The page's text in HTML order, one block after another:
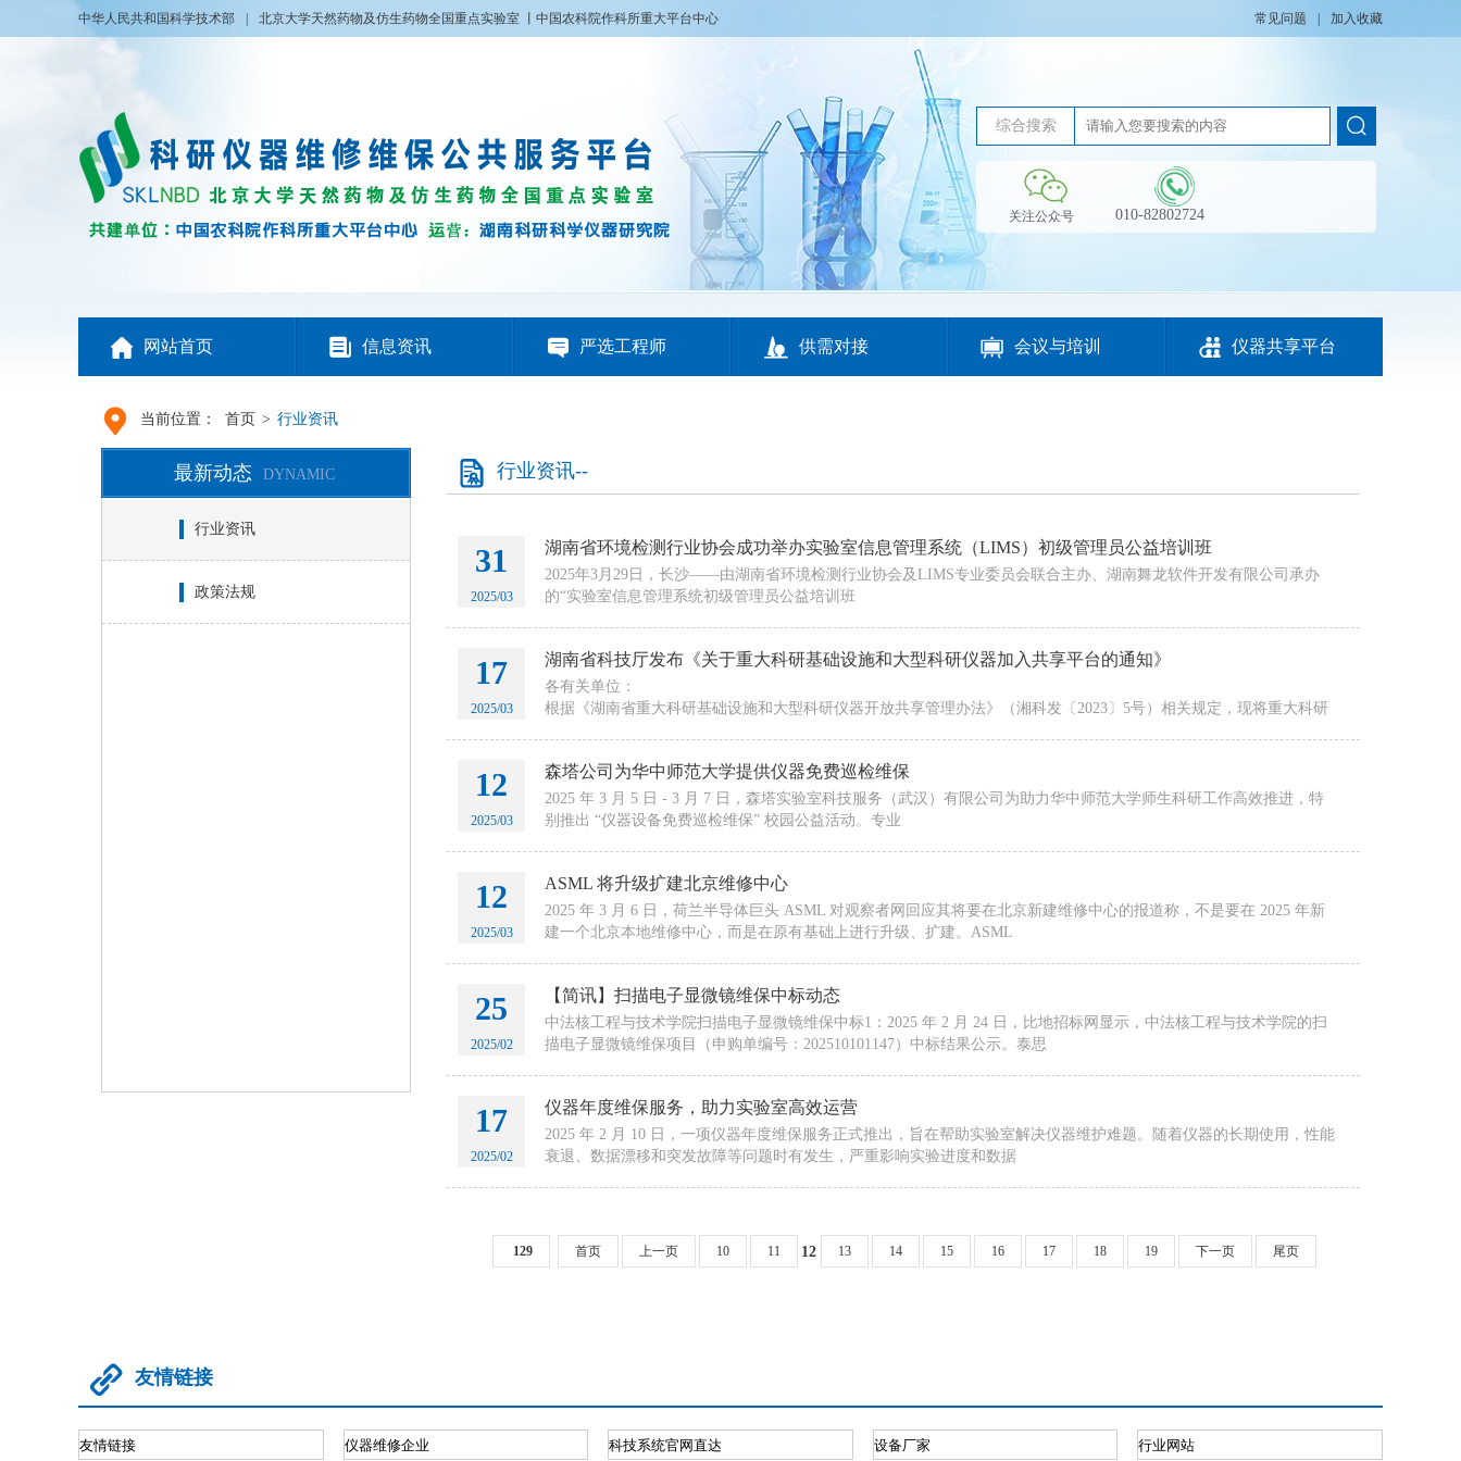
中华人民共和国科学技术部 北京大学天然药物及仿生药物全国重点实验室 中国农科院作科所重大平台中心 常见问题 加入收藏
综合搜索
关注公众号 010-82802724
 网站首页  信息资讯  严选工程师  供需对接  会议与培训  仪器共享平台
 当前位置： 首页 > 行业资讯
最新动态 DYNAMIC
行业资讯
政策法规
 行业资讯--
31
2025/03
湖南省环境检测行业协会成功举办实验室信息管理系统（LIMS）初级管理员公益培训班
2025年3月29日，长沙——由湖南省环境检测行业协会及LIMS专业委员会联合主办、湖南舞龙软件开发有限公司承办
的“实验室信息管理系统初级管理员公益培训班
17
2025/03
湖南省科技厅发布《关于重大科研基础设施和大型科研仪器加入共享平台的通知》
各有关单位：
根据《湖南省重大科研基础设施和大型科研仪器开放共享管理办法》（湘科发〔2023〕5号）相关规定，现将重大科研
12
2025/03
森塔公司为华中师范大学提供仪器免费巡检维保
2025 年 3 月 5 日 - 3 月 7 日，森塔实验室科技服务（武汉）有限公司为助力华中师范大学师生科研工作高效推进，特
别推出 “仪器设备免费巡检维保” 校园公益活动。专业
12
2025/03
ASML 将升级扩建北京维修中心
2025 年 3 月 6 日，荷兰半导体巨头 ASML 对观察者网回应其将要在北京新建维修中心的报道称，不是要在 2025 年新
建一个北京本地维修中心，而是在原有基础上进行升级、扩建。ASML
25
2025/02
【简讯】扫描电子显微镜维保中标动态
中法核工程与技术学院扫描电子显微镜维保中标1：2025 年 2 月 24 日，比地招标网显示，中法核工程与技术学院的扫
描电子显微镜维保项目（申购单编号：202510101147）中标结果公示。泰思
17
2025/02
仪器年度维保服务，助力实验室高效运营
2025 年 2 月 10 日，一项仪器年度维保服务正式推出，旨在帮助实验室解决仪器维护难题。随着仪器的长期使用，性能
衰退、数据漂移和突发故障等问题时有发生，严重影响实验进度和数据
129 首页 上一页 10 11 12 13 14 15 16 17 18 19 下一页 尾页
 友情链接